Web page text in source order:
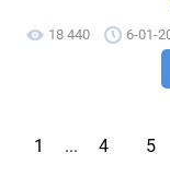
18 440 6-01-
1 ... 4 5